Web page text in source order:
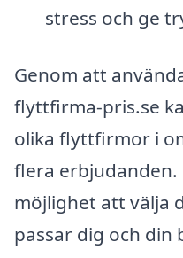
stress och ge
Genom att
flyttfirma-pris.se
olika flyttfirmor i
flera erbjudanden.
möjlighet att välja
passar dig och din